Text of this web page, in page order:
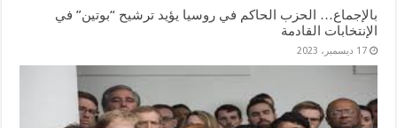
بالإجماع… الحزب الحاكم في روسيا يؤيد ترشيح “بوتين” في
الإنتخابات القادمة
17 ديسمبر، 2023